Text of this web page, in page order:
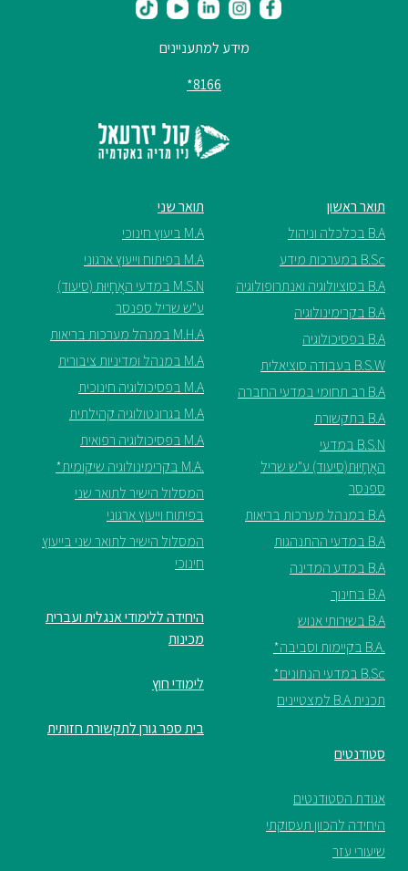
מידע למתעניינים
8166*
תואר ראשון
B.A בכלכלה וניהול
B.Sc במערכות מידע
B.A בסוציולוגיה ואנתרופולוגיה
B.A בקרימינולוגיה
B.A בפסיכולוגיה
B.S.W בעבודה סוציאלית
B.A רב תחומי במדעי החברה
B.A בתקשורת
B.S.N במדעי
האֲחָיוּת(סיעוד) ע"ש שריל
ספנסר
B.A במנהל מערכות בריאות
B.A במדעי ההתנהגות
B.A במדע המדינה
B.A בחינוך
B.A בשירותי אנוש
.B.A בקיימות וסביבה*
B.Sc במדעי הנתונים*
תכנית B.A למצטיינים
תואר שני
M.A ביעוץ חינוכי
M.A בפיתוח וייעוץ ארגוני
M.S.N במדעי האֲחָיוּת (סיעוד)
ע"ש שריל ספנסר
M.H.A במנהל מערכות בריאות
M.A במנהל ומדיניות ציבורית
M.A בפסיכולוגיה חינוכית
M.A בגרונטולוגיה קהילתית
M.A בפסיכולוגיה רפואית
.M.A בקרימינולוגיה שיקומית*
המסלול הישיר לתואר שני
בפיתוח וייעוץ ארגוני
המסלול הישיר לתואר שני בייעוץ
חינוכי
היחידה ללימודי אנגלית ועברית
מכינות
לימודי חוץ
בית ספר גורן לתקשורת חזותית
סטודנטים
אגודת הסטודנטים
היחידה להכוון תעסוקתי
שיעורי עזר